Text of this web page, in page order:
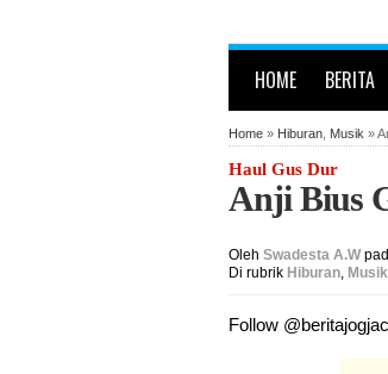
HOME BERITA
Home » Hiburan Musik »
Haul Gus Dur
Anji Bius
Oleh Swadesta A.W
Di rubrik Hiburan, Musik
Follow